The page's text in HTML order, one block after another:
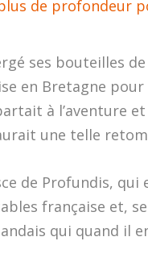
ses bouteilles
en Bretagne
à l’aventure
une telle
de Profundis, qui
française et,
qui quand il